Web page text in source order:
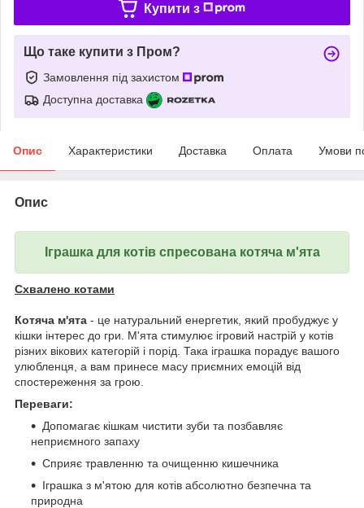
Купити з
Що таке купити з Пром?
Замовлення під захистом
Доступна доставка
Опис Характеристики Доставка Оплата Умови
Опис
Іграшка для котів спресована котяча м'ята
Схвалено котами
Котяча м'ята - це натуральний енергетик, який пробуджує у
кішки інтерес до гри. М'ята стимулює ігровий настрій у котів
різних вікових категорій і порід. Така іграшка порадує вашого
улюбленця, а вам принесе масу приємних емоцій від
спостереження за грою.
Переваги:
Допомагає кішкам чистити зуби та позбавляє
неприємного запаху
Сприяє травленню та очищенню кишечника
Іграшка з м'ятою для котів абсолютно безпечна та
природна